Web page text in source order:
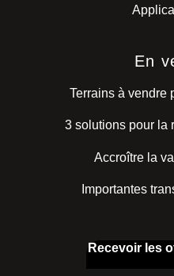
En
Terrains à vendre
3 solutions pour la
Accroître la
Importantes
Recevoir les